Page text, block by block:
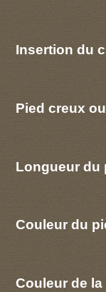
Insertion du
Pied creux
Longueur du
Couleur du
Couleur de